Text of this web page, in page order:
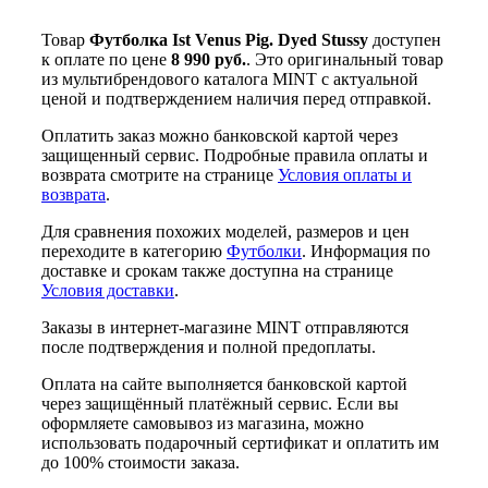
Товар Футболка Ist Venus Pig. Dyed Stussy доступен
к оплате по цене 8 990 руб.. Это оригинальный товар
из мультибрендового каталога MINT с актуальной
ценой и подтверждением наличия перед отправкой.
Оплатить заказ можно банковской картой через
защищенный сервис. Подробные правила оплаты и
возврата смотрите на странице Условия оплаты и
возврата.
Для сравнения похожих моделей, размеров и цен
переходите в категорию Футболки. Информация по
доставке и срокам также доступна на странице
Условия доставки.
Заказы в интернет-магазине MINT отправляются
после подтверждения и полной предоплаты.
Оплата на сайте выполняется банковской картой
через защищённый платёжный сервис. Если вы
оформляете самовывоз из магазина, можно
использовать подарочный сертификат и оплатить им
до 100% стоимости заказа.